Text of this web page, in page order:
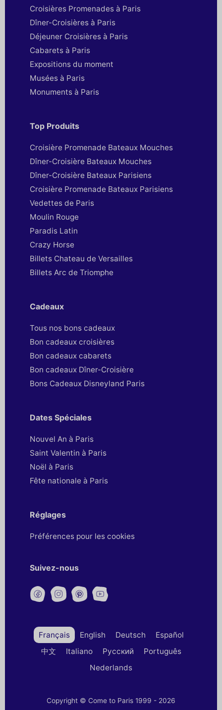
Croisières Promenades à Paris
Dîner-Croisières à Paris
Déjeuner Croisières à Paris
Cabarets à Paris
Expositions du moment
Musées à Paris
Monuments à Paris
Top Produits
Croisière Promenade Bateaux Mouches
Dîner-Croisière Bateaux Mouches
Dîner-Croisière Bateaux Parisiens
Croisière Promenade Bateaux Parisiens
Vedettes de Paris
Moulin Rouge
Paradis Latin
Crazy Horse
Billets Chateau de Versailles
Billets Arc de Triomphe
Cadeaux
Tous nos bons cadeaux
Bon cadeaux croisières
Bon cadeaux cabarets
Bon cadeaux Dîner-Croisière
Bons Cadeaux Disneyland Paris
Dates Spéciales
Nouvel An à Paris
Saint Valentin à Paris
Noël à Paris
Fête nationale à Paris
Réglages
Préférences pour les cookies
Suivez-nous
Français English Deutsch
Español
中文
Italiano Русский
Português
Nederlands
Copyright © Come to Paris 1999 - 2026